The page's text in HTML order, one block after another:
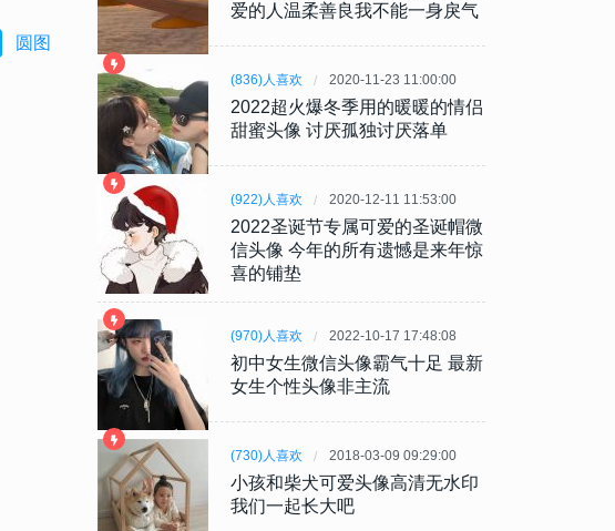
圆图
爱的人温柔善良我不能一身戾气
(836)人喜欢 2020-11-23 11:00:00
2022超火爆冬季用的暖暖的情侣
甜蜜头像 讨厌孤独讨厌落单
(922)人喜欢 2020-12-11 11:53:00
2022圣诞节专属可爱的圣诞帽微
信头像 今年的所有遗憾是来年惊
喜的铺垫
(970)人喜欢 2022-10-17 17:48:08
初中女生微信头像霸气十足 最新
女生个性头像非主流
(730)人喜欢 2018-03-09 09:29:00
小孩和柴犬可爱头像高清无水印
我们一起长大吧